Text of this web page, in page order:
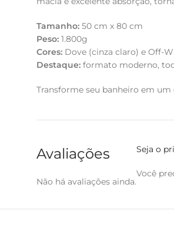
Tamanho: 50 cm x 80 cm
Peso: 1.800g
Cores: Dove (cinza claro) e Off-
Destaque: formato moderno,
Transforme seu banheiro em
Avaliações
Não há avaliações ainda.
Seja o
Você